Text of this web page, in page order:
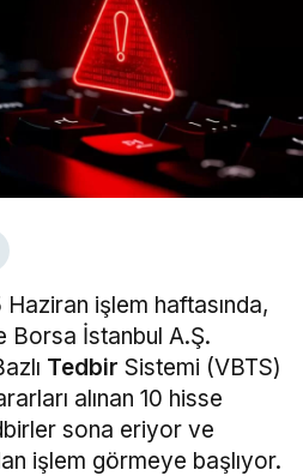
Haziran işlem haftasında,
Borsa İstanbul A.Ş.
Tedbir Sistemi (VBTS)
alınan 10 hisse
sona eriyor ve
işlem görmeye başlıyor.